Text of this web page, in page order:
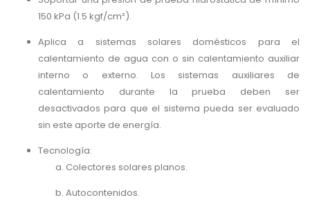
150 kPa (1.5 kgf/cm²).
Aplica a sistemas solares domésticos para el
calentamiento de agua con o sin calentamiento auxiliar
interno o externo. Los sistemas auxiliares de
calentamiento durante la prueba deben ser
desactivados para que el sistema pueda ser evaluado
sin este aporte de energía.
Tecnología:
Colectores solares planos.
Autocontenidos.